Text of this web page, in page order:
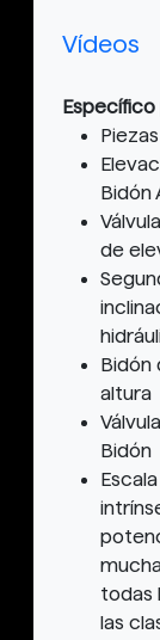
Vídeos
Específico
Bidón
de
Bidón
altura
Bidón
todas
las